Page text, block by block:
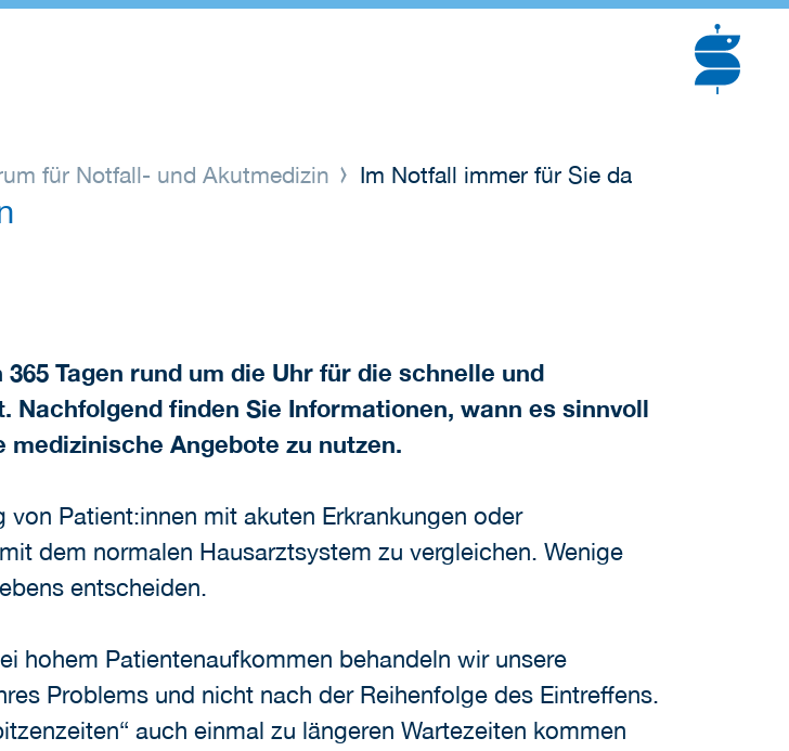
für Notfall- und Akutmedizin Im Notfall immer für Sie da
Tagen rund um die Uhr für die schnelle und
finden Sie Informationen, wann es sinnvoll
Angebote zu nutzen.
Patient:innen mit akuten Erkrankungen oder
dem normalen Hausarztsystem zu vergleichen. Wenige
entscheiden.
hohem Patientenaufkommen behandeln wir unsere
Problems und nicht nach der Reihenfolge des Eintreffens.
auch einmal zu längeren Wartezeiten kommen